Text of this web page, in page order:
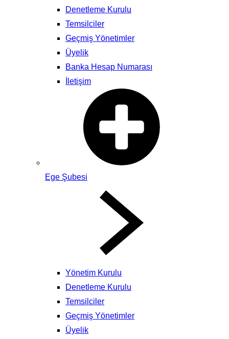
Denetleme Kurulu
Temsilciler
Geçmiş Yönetimler
Üyelik
Banka Hesap Numarası
İletişim
Ege Şubesi
Yönetim Kurulu
Denetleme Kurulu
Temsilciler
Geçmiş Yönetimler
Üyelik